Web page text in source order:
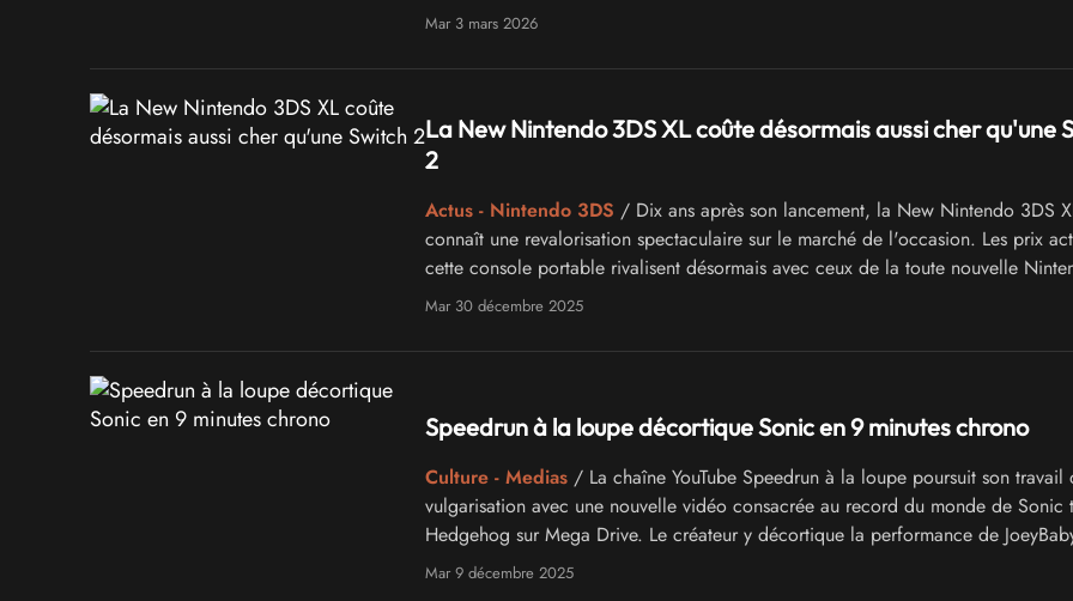
Mar 3 mars 2026
La New Nintendo 3DS XL coûte désormais aussi cher qu'une
2
Actus - Nintendo 3DS / Dix ans après son lancement, la New Nintendo 3DS
connaît une revalorisation spectaculaire sur le marché de l'occasion. Les prix
cette console portable rivalisent désormais avec ceux de la toute nouvelle
Switch 2, créant une situation inédite dans l'univers du jeu vidéo rétro.
Mar 30 décembre 2025
Speedrun à la loupe décortique Sonic en 9 minutes chrono
Culture - Medias/ La chaîne YouTube Speedrun à la loupe poursuit son travail
vulgarisation avec une nouvelle vidéo consacrée au record du monde de Sonic
Hedgehog sur Mega Drive. Le créateur y décortique la performance de
figure majeure de la communauté Sonic qui détient des records sur Sonic 2,
Mar 9 décembre 2025